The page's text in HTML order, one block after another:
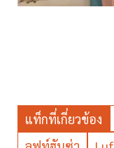
แท็กที่เกี่ยวข้อง